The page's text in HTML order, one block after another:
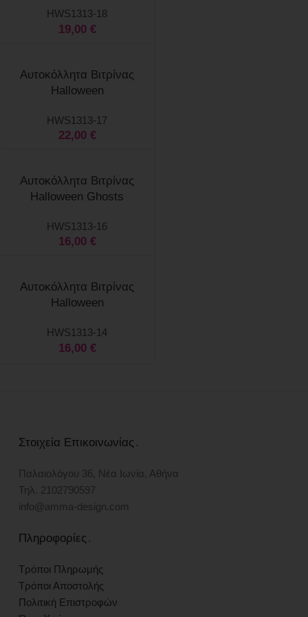
HWS1313-18
19,00 €
Αυτοκόλλητα Βιτρίνας
Halloween
HWS1313-17
22,00 €
Αυτοκόλλητα Βιτρίνας
Halloween Ghosts
HWS1313-16
16,00 €
Αυτοκόλλητα Βιτρίνας
Halloween
HWS1313-14
16,00 €
Στοιχεία Επικοινωνίας .
Παλαιολόγου 36, Νέα Ιωνία, Αθήνα
Τηλ. 2102790597
info@amma-design.com
Πληροφορίες .
Τρόποι Πληρωμής
Τρόποι Αποστολής
Πολιτική Επιστροφών